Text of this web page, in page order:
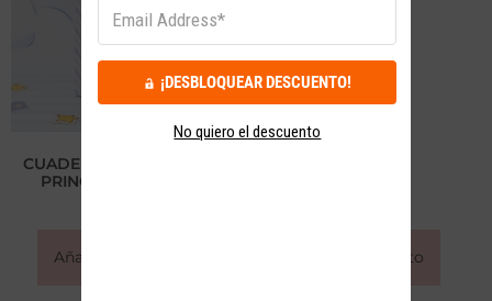
CUADERNO COSIDO EL
PRINCIPITO VUELO
Añadir al carrito Añadir al carrito
¡DESBLOQUEAR DESCUENTO!
No quiero el descuento